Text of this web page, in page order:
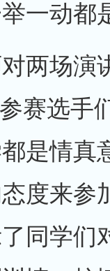
一动都
场演
赛选手
是情真
度来
同学们